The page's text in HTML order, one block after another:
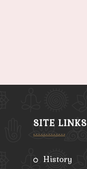
SITE LINKS
history